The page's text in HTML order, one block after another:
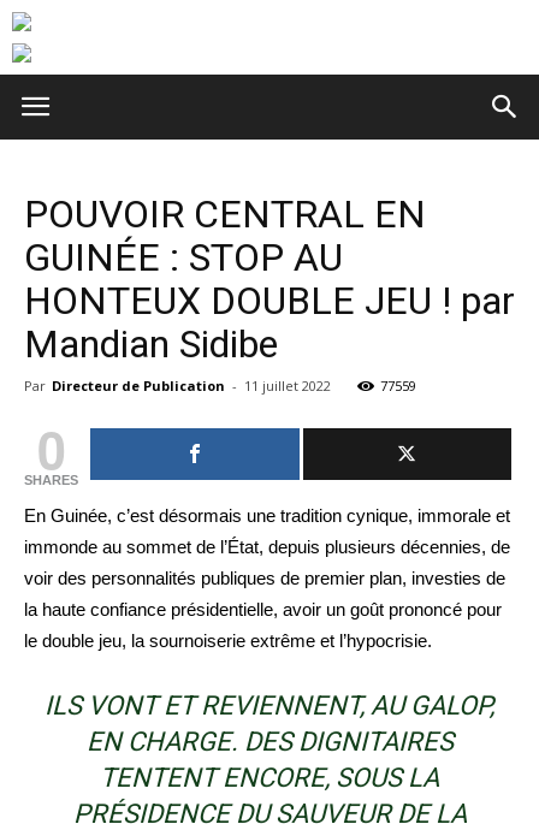
POUVOIR CENTRAL EN
GUINÉE : STOP AU
HONTEUX DOUBLE JEU ! par
Mandian Sidibe
Par Directeur de Publication - 11 juillet 2022 77559
0
SHARES
En Guinée, c’est désormais une tradition cynique, immorale et
immonde au sommet de l’État, depuis plusieurs décennies, de
voir des personnalités publiques de premier plan, investies de
la haute confiance présidentielle, avoir un goût prononcé pour
le double jeu, la sournoiserie extrême et l’hypocrisie.
ILS VONT ET REVIENNENT, AU GALOP,
EN CHARGE. DES DIGNITAIRES
TENTENT ENCORE, SOUS LA
PRÉSIDENCE DU SAUVEUR DE LA